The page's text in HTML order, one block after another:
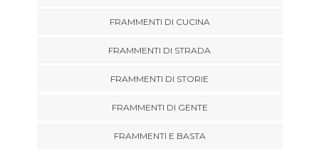
FRAMMENTI DI CUCINA
FRAMMENTI DI STRADA
FRAMMENTI DI STORIE
FRAMMENTI DI GENTE
FRAMMENTI E BASTA